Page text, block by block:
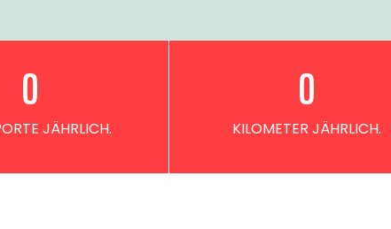
JÄHRLICH.
0
KILOMETER JÄHRLICH.
0